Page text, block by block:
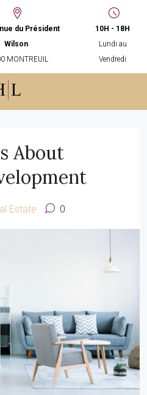
du Président
Wilson
MONTREUIL
10H - 18H
Lundi au
Vendredi
About
Estate 0